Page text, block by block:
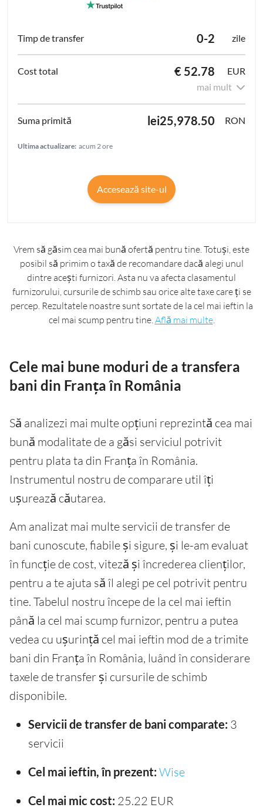
0-2 zile
€ 52.78
EUR
mai mult
lei25,978.50 RON
Ultima actualizare: acum 2 ore
Accesează site-ul
Vrem să găsim cea mai bună ofertă pentru tine. Totuși, este
posibil să primim o taxă de recomandare dacă alegi unul
dintre acești furnizori. Asta nu va afecta clasamentul
furnizorului, cursurile de schimb sau orice alte taxe care ți se
percep. Rezultatele noastre sunt sortate de la cel mai ieftin la
cel mai scump pentru tine.Află mai multe.
Cele mai bune moduri de a transfera
bani din Franța în România
Să analizezi mai multe opțiuni reprezintă cea mai
bună modalitate de a găsi serviciul potrivit
pentru plata ta din Franța în România.
Instrumentul nostru de comparare util îți
ușurează căutarea.
Am analizat mai multe servicii de transfer de
bani cunoscute, fiabile și sigure, și le-am evaluat
în funcție de cost, viteză și încrederea clienților,
pentru a te ajuta să îl alegi pe cel potrivit pentru
tine. Tabelul nostru începe de la cel mai ieftin
până la cel mai scump furnizor, pentru a putea
vedea cu ușurință cel mai ieftin mod de a trimite
bani din Franța în România, luând în considerare
taxele de transfer și cursurile de schimb
disponibile.
Servicii de transfer de bani comparate: 3
servicii
Cel mai ieftin, în prezent: Wise
Cel mai mic cost: 25.22 EUR